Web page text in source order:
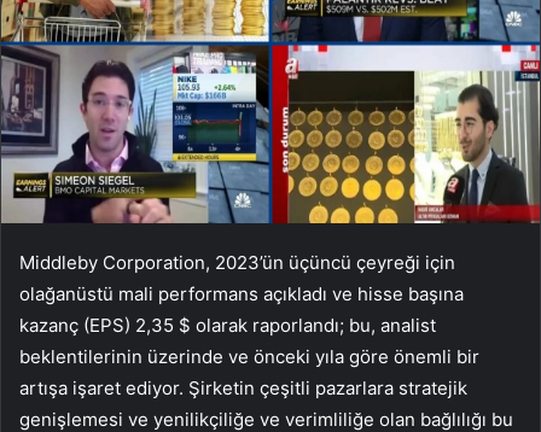
Middleby Corporation, 2023’ün üçüncü çeyreği için
olağanüstü mali performans açıkladı ve hisse başına
kazanç (EPS) 2,35 $ olarak raporlandı; bu, analist
beklentilerinin üzerinde ve önceki yıla göre önemli bir
artışa işaret ediyor. Şirketin çeşitli pazarlara stratejik
genişlemesi ve yenilikçiliğe ve verimliliğe olan bağlılığı bu